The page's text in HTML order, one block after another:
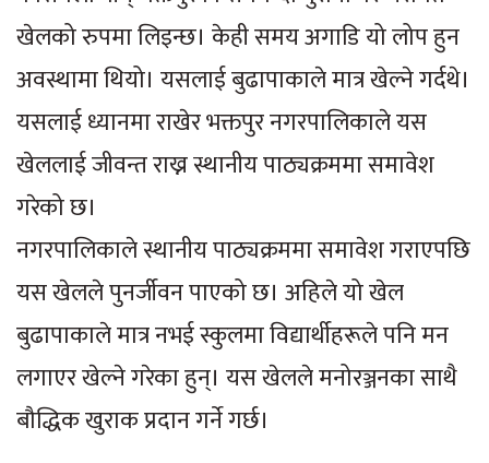
खेलको रुपमा लिइन्छ। केही समय अगाडि यो लोप हुन
अवस्थामा थियो। यसलाई बुढापाकाले मात्र खेल्ने गर्दथे।
यसलाई ध्यानमा राखेर भक्तपुर नगरपालिकाले यस
खेललाई जीवन्त राख्न स्थानीय पाठ्यक्रममा समावेश
गरेको छ।
नगरपालिकाले स्थानीय पाठ्यक्रममा समावेश गराएपछि
यस खेलले पुनर्जीवन पाएको छ। अहिले यो खेल
बुढापाकाले मात्र नभई स्कुलमा विद्यार्थीहरूले पनि मन
लगाएर खेल्ने गरेका हुन्। यस खेलले मनोरञ्जनका साथै
बौद्धिक खुराक प्रदान गर्ने गर्छ।